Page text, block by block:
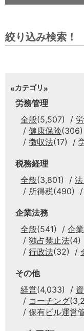
絞り込み検索！
カテゴリ
労務管理
全般(5,507)
健康保険(306)
徴収法(17)
税務経理
全般(3,801)
所得税(490)
企業法務
全般(541) 企
独占禁止法(4)
行政法(32)
その他
経営(4,033)
コーチング
保有ビル運営